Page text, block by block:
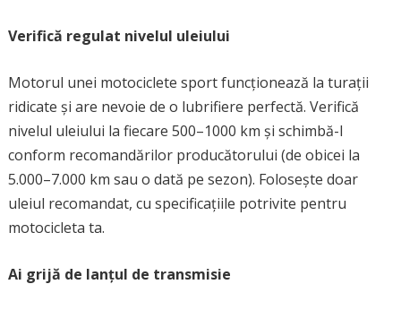
Verifică regulat nivelul uleiului
Motorul unei motociclete sport funcționează la turații
ridicate și are nevoie de o lubrifiere perfectă. Verifică
nivelul uleiului la fiecare 500–1000 km și schimbă-l
conform recomandărilor producătorului (de obicei la
5.000–7.000 km sau o dată pe sezon). Folosește doar
uleiul recomandat, cu specificațiile potrivite pentru
motocicleta ta.
Ai grijă de lanțul de transmisie